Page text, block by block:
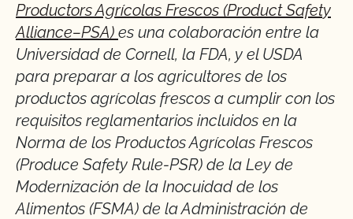
Productors Agrícolas Frescos (Product Safety
Alliance–PSA) es una colaboración entre la
Universidad de Cornell, la FDA, y el USDA
para preparar a los agricultores de los
productos agrícolas frescos a cumplir con los
requisitos reglamentarios incluidos en la
Norma de los Productos Agrícolas Frescos
(Produce Safety Rule-PSR) de la Ley de
Modernización de la Inocuidad de los
Alimentos (FSMA) de la Administración de